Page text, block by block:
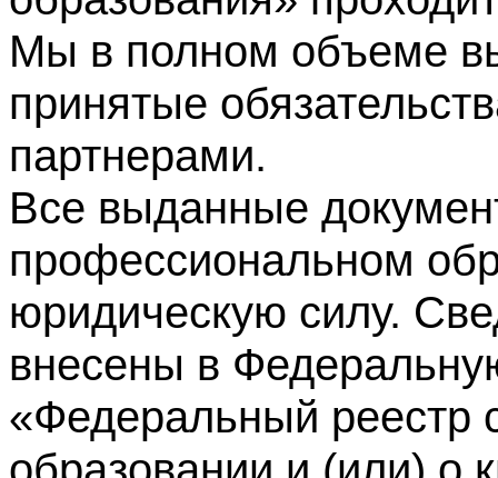
Мы в полном объеме
принятые
партнерами.
Все выданные
профессиональном
юридическую силу.
внесены в
«Федеральный реестр